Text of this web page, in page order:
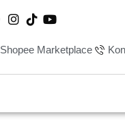
Shopee Marketplace